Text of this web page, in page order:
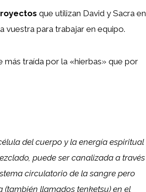
que utilizan David y Sacra en
vuestra para trabajar en equipo.
más traída por la «hierbas» que por
del cuerpo y la energía espiritual
puede ser canalizada a través
circulatorio de la sangre pero
llamados tenketsu) en el